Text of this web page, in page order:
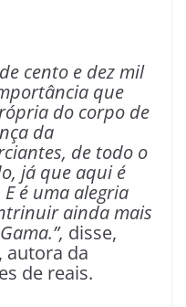
cento e dez mil
que
do corpo de
da
de todo o
já que aqui é
é uma alegria
ainda mais
disse,
autora da
de reais.